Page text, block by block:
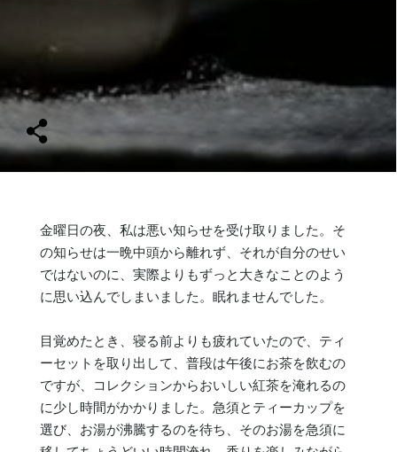
金曜日の夜、私は悪い知らせを受け取りました。そ
の知らせは一晩中頭から離れず、それが自分のせい
ではないのに、実際よりもずっと大きなことのよう
に思い込んでしまいました。眠れませんでした。
目覚めたとき、寝る前よりも疲れていたので、ティ
ーセットを取り出して、普段は午後にお茶を飲むの
ですが、コレクションからおいしい紅茶を淹れるの
に少し時間がかかりました。急須とティーカップを
選び、お湯が沸騰するのを待ち、そのお湯を急須に